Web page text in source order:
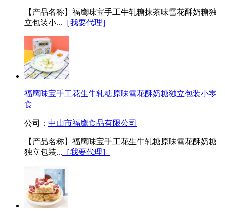
【产品名称】福鹰味宝手工牛轧糖抹茶味雪花酥奶糖独
立包装小... ［我要代理］
福鹰味宝手工花生牛轧糖原味雪花酥奶糖独立包装小零
食
公司： 中山市福鹰食品有限公司
【产品名称】福鹰味宝手工花生牛轧糖原味雪花酥奶糖
独立包装... ［我要代理］